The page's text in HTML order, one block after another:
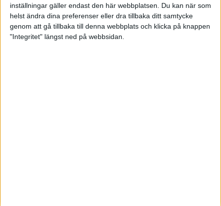
inställningar gäller endast den här webbplatsen. Du kan när som
helst ändra dina preferenser eller dra tillbaka ditt samtycke
genom att gå tillbaka till denna webbplats och klicka på knappen
"Integritet" längst ned på webbsidan.
Värmemara
väntarvärldsmästaraspiranter
24 jun 1998